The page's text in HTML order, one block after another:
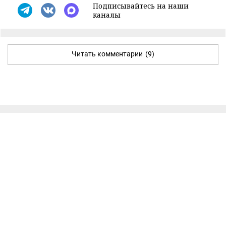
Подписывайтесь на наши
каналы
Читать комментарии (9)